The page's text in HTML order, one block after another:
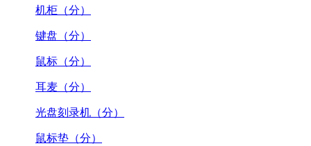
机柜（分）
键盘（分）
鼠标（分）
耳麦（分）
光盘刻录机（分）
鼠标垫（分）